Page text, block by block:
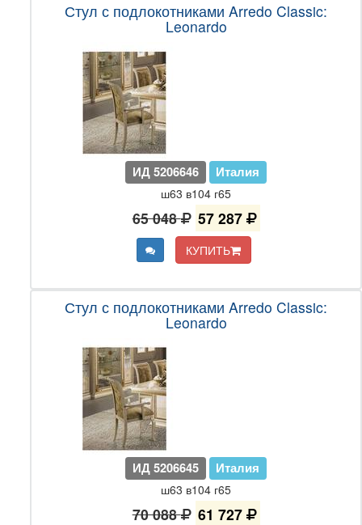
Стул с подлокотниками Arredo Classic:
Leonardo
ИД 5206646 Италия
ш63 в104 г65
65 048 57 287
КУПИТЬ
Стул с подлокотниками Arredo Classic:
Leonardo
ИД 5206645 Италия
ш63 в104 г65
70 088 61 727